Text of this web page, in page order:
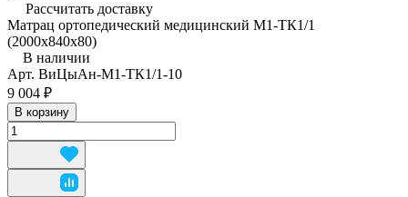
Рассчитать доставку
Матрац ортопедический медицинский М1-ТК1/1
(2000x840x80)
В наличии
Арт. ВиЦыАн-М1-ТК1/1-10
9 004 ₽
В корзину